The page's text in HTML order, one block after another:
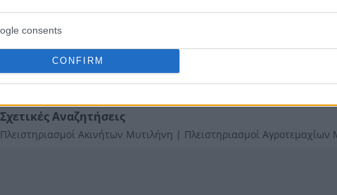
consents
CONFIRM
Αποθηκεύστε την αναζήτησή σας για να λαμβάνετε
Ψάχνετε γιαΓη σε πλειστηριασμόσεΜυτιλήνη; Εδώ μπορείτε να
πλειστηριασμούς ακινήτων
, η οποία ανανεώνεται
περιορίσετε τα ακίνητα και να επιλέξετε αυτό που ταιριάζει στις
Σχετικές Αναζητήσεις
Πλειστηριασμοί Ακινήτων Μυτιλήνη | Πλειστηριασμοί Αγροτεμαχίων